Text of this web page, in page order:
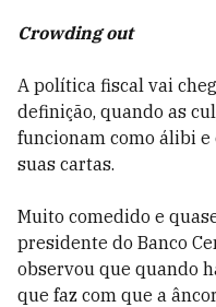
Crowding out
A política fiscal vai
definição, quando as
funcionam como álibi
suas cartas.
Muito comedido e
presidente do Banco
observou que quando
que faz com que a